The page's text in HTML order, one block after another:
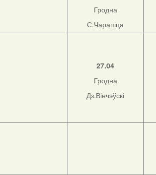
Гродна
С.Чарапіца
27.04
Гродна
Дз.Вінчэўскі